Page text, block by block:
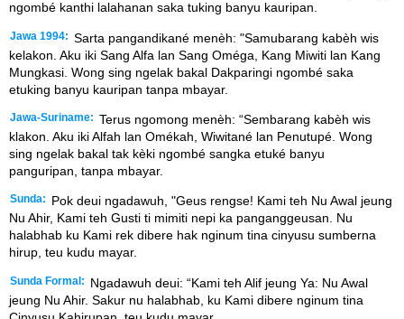
ngombé kanthi lalahanan saka tuking banyu kauripan.
Jawa 1994: Sarta pangandikané menèh: "Samubarang kabèh wis
kelakon. Aku iki Sang Alfa lan Sang Oméga, Kang Miwiti lan Kang
Mungkasi. Wong sing ngelak bakal Dakparingi ngombé saka
etuking banyu kauripan tanpa mbayar.
Jawa-Suriname: Terus ngomong menèh: “Sembarang kabèh wis
klakon. Aku iki Alfah lan Omékah, Wiwitané lan Penutupé. Wong
sing ngelak bakal tak kèki ngombé sangka etuké banyu
panguripan, tanpa mbayar.
Sunda:
Pok deui ngadawuh, "Geus rengse! Kami teh Nu Awal jeung
Nu Ahir, Kami teh Gusti ti mimiti nepi ka panganggeusan. Nu
halabhab ku Kami rek dibere hak nginum tina cinyusu sumberna
hirup, teu kudu mayar.
Sunda Formal:
Ngadawuh deui: “Kami teh Alif jeung Ya: Nu Awal
jeung Nu Ahir. Sakur nu halabhab, ku Kami dibere nginum tina